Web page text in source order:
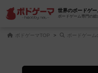
世界のボードゲー
ボードゲーム専門の総
ボドゲーマTOP ボードゲーム